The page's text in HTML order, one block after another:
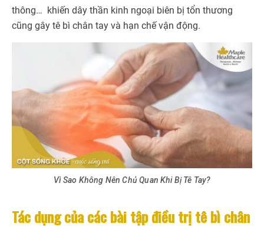
thông… khiến dây thần kinh ngoại biên bị tổn thương
cũng gây tê bì chân tay và hạn chế vận động.
Vì Sao Không Nên Chủ Quan Khi Bị Tê Tay?
Tác dụng của các bài tập điều trị tê bì chân